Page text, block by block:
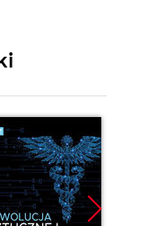
Finansowej
optymalnego
e-